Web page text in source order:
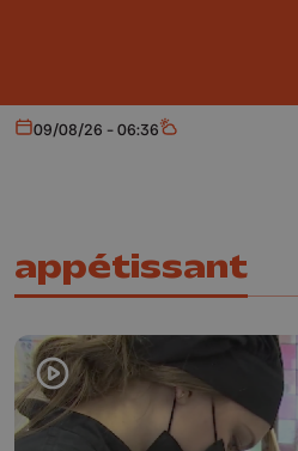
Aujourd'hui
09/08/26 - 06:36 Météo
appétissant